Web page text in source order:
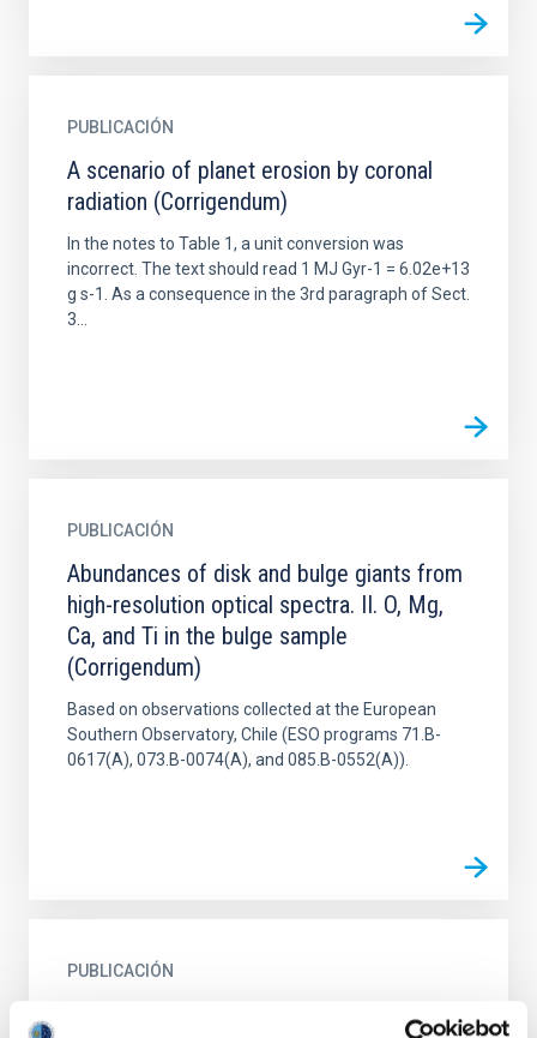
PUBLICACIÓN
A scenario of planet erosion by coronal
radiation (Corrigendum)
In the notes to Table 1, a unit conversion was
incorrect. The text should read 1 MJ Gyr-1 = 6.02e+13
g s-1. As a consequence in the 3rd paragraph of Sect.
3...
PUBLICACIÓN
Abundances of disk and bulge giants from
high-resolution optical spectra. II. O, Mg,
Ca, and Ti in the bulge sample
(Corrigendum)
Based on observations collected at the European
Southern Observatory, Chile (ESO programs 71.B-
0617(A), 073.B-0074(A), and 085.B-0552(A)).
PUBLICACIÓN
Addendum to: A seesaw model for large